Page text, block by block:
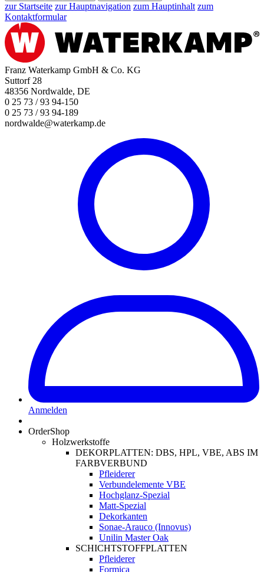
zur Startseite zur Hauptnavigation zum Hauptinhalt zum
Kontaktformular
Franz Waterkamp GmbH & Co. KG
Suttorf 28
48356 Nordwalde, DE
0 25 73 / 93 94-150
0 25 73 / 93 94-189
nordwalde@waterkamp.de
Anmelden
OrderShop
Holzwerkstoffe
DEKORPLATTEN: DBS, HPL, VBE, ABS IM
FARBVERBUND
Pfleiderer
Verbundelemente VBE
Hochglanz-Spezial
Matt-Spezial
Dekorkanten
Sonae-Arauco (Innovus)
Unilin Master Oak
SCHICHTSTOFFPLATTEN
Pfleiderer
Formica